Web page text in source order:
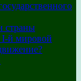
страны
й мировой